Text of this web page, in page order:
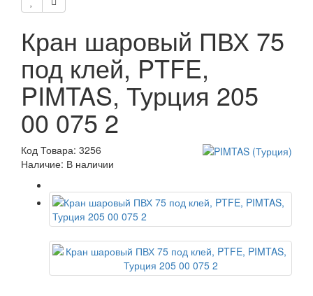
Кран шаровый ПВХ 75
под клей, PTFE,
PIMTAS, Турция 205
00 075 2
Код Товара: 3256
Наличие: В наличии